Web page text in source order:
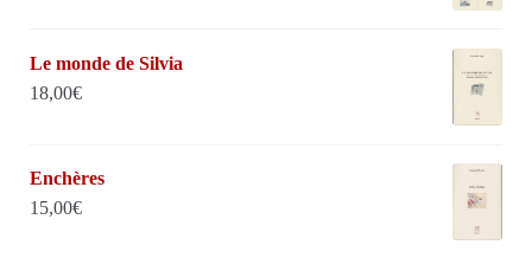
Le monde de Silvia
18,00€
Enchères
15,00€